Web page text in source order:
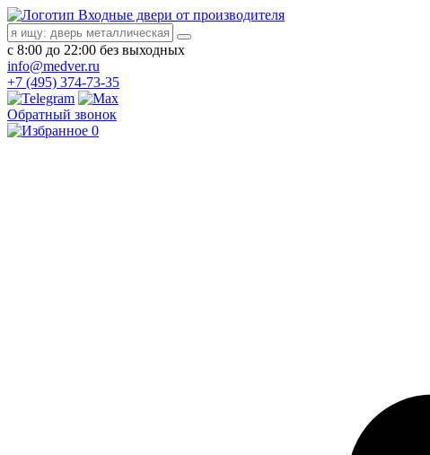
Входные двери от производителя
с 8:00 до 22:00 без выходных
info@medver.ru
+7 (495) 374-73-35
Обратный звонок
0